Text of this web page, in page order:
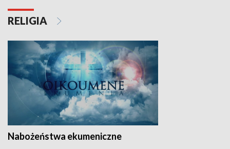
RELIGIA
Nabożeństwa ekumeniczne